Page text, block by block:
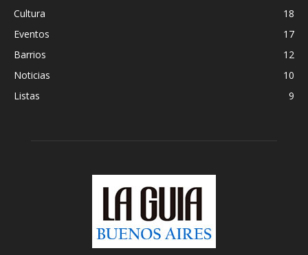
Cultura
18
Eventos
17
Barrios
12
Noticias
10
Listas
9